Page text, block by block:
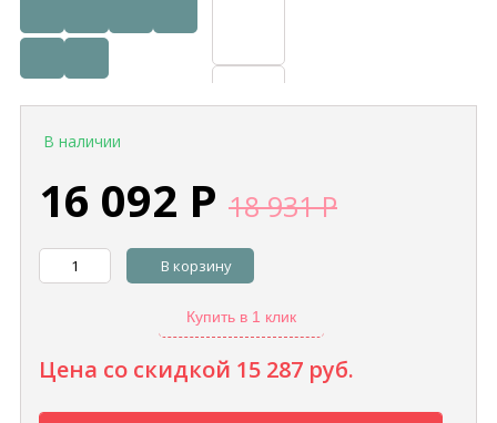
В наличии
16 092 Р 18 931Р
В корзину
Купить в 1 клик
Цена со скидкой 15 287 руб.